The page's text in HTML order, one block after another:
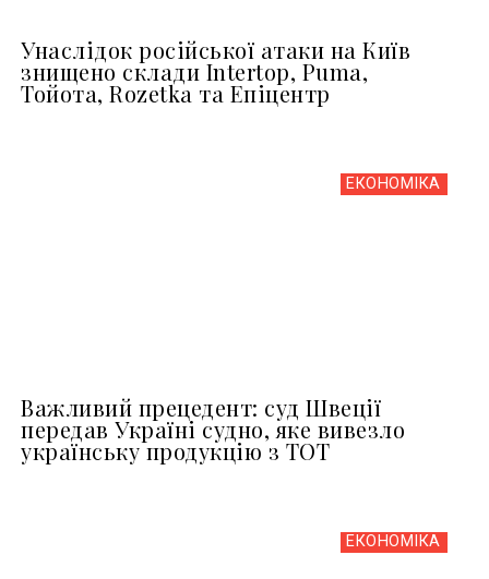
Унаслідок російської атаки на Київ
знищено склади Intertop, Puma,
Тойота, Rozetka та Епіцентр
ЕКОНОМІКА
Важливий прецедент: суд Швеції
передав Україні судно, яке вивезло
українську продукцію з ТОТ
ЕКОНОМІКА